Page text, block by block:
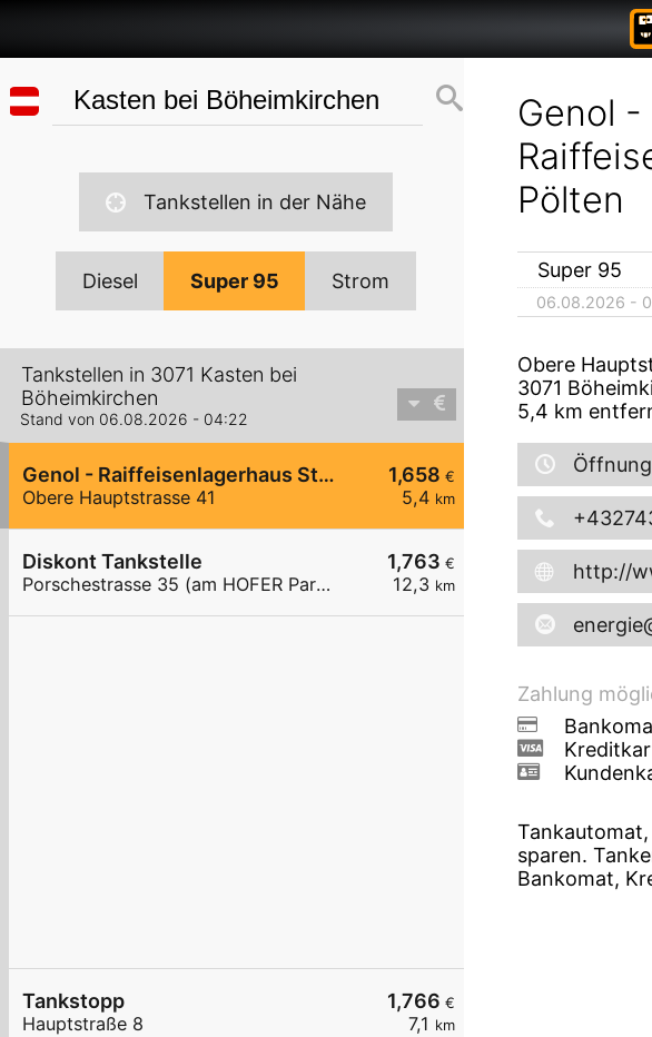
Tankstellen in der Nähe
Diesel Super 95 Strom
Tankstellen in 3071 Kasten bei
Böheimkirchen
Stand von 06.08.2026 - 04:22
1,658 €
5,4 km
Genol - Raiffeisenlagerhaus St. Pölten
Obere Hauptstrasse 41
1,763 €
12,3 km
Diskont Tankstelle
Porschestrasse 35 (am HOFER Parkplatz)
1,766 €
7,1 km
Tankstopp
Hauptstraße 8
Genol -
Pölten
Super 95
06.08.2026 -
Obere
3071
5,4 km
http://
Zahlung
sparen.
Bankomat,